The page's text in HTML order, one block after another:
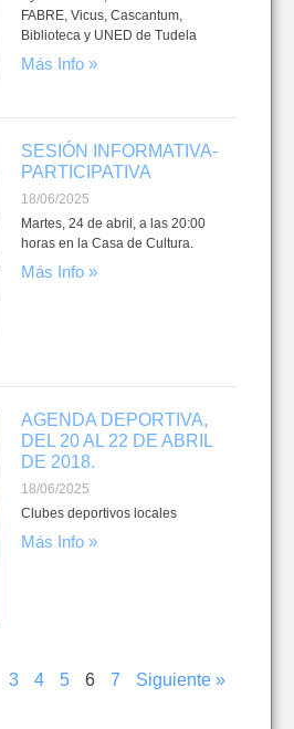
FABRE, Vicus, Cascantum,
Biblioteca y UNED de Tudela
Más Info »
SESIÓN INFORMATIVA-
PARTICIPATIVA
18/06/2025
Martes, 24 de abril, a las 20:00
horas en la Casa de Cultura.
Más Info »
AGENDA DEPORTIVA,
DEL 20 AL 22 DE ABRIL
DE 2018.
18/06/2025
Clubes deportivos locales
Más Info »
3 4 5 6 7 Siguiente »